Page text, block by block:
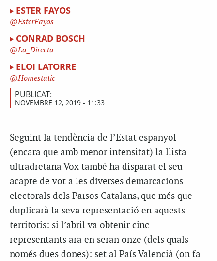
ESTER FAYOS
EsterFayos
CONRAD BOSCH
La_Directa
ELOI LATORRE
Homestatic
PUBLICAT:
NOVEMBRE 12, 2019 - 11:33
Seguint la tendència de l’Estat espanyol
(encara que amb menor intensitat) la llista
ultradretana Vox també ha disparat el seu
acapte de vot a les diverses demarcacions
electorals dels Països Catalans, que més que
duplicarà la seva representació en aquests
territoris: si l’abril va obtenir cinc
representants ara en seran onze (dels quals
només dues dones): set al País Valencià (on fa